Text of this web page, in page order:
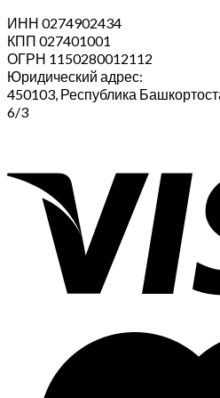
ИНН 0274902434
КПП 027401001
ОГРН 1150280012112
Юридический адрес:
450103, Республика
6/3